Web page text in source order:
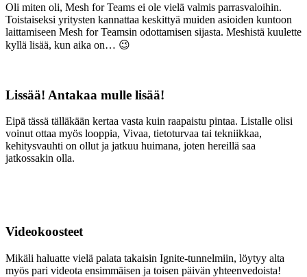
Oli miten oli, Mesh for Teams ei ole vielä valmis parrasvaloihin.
Toistaiseksi yritysten kannattaa keskittyä muiden asioiden kuntoon
laittamiseen Mesh for Teamsin odottamisen sijasta. Meshistä kuulette
kyllä lisää, kun aika on… 😉
Lissää! Antakaa mulle lisää!
Eipä tässä tälläkään kertaa vasta kuin raapaistu pintaa. Listalle olisi
voinut ottaa myös looppia, Vivaa, tietoturvaa tai tekniikkaa,
kehitysvauhti on ollut ja jatkuu huimana, joten hereillä saa
jatkossakin olla.
Videokoosteet
Mikäli haluatte vielä palata takaisin Ignite-tunnelmiin, löytyy alta
myös pari videota ensimmäisen ja toisen päivän yhteenvedoista!